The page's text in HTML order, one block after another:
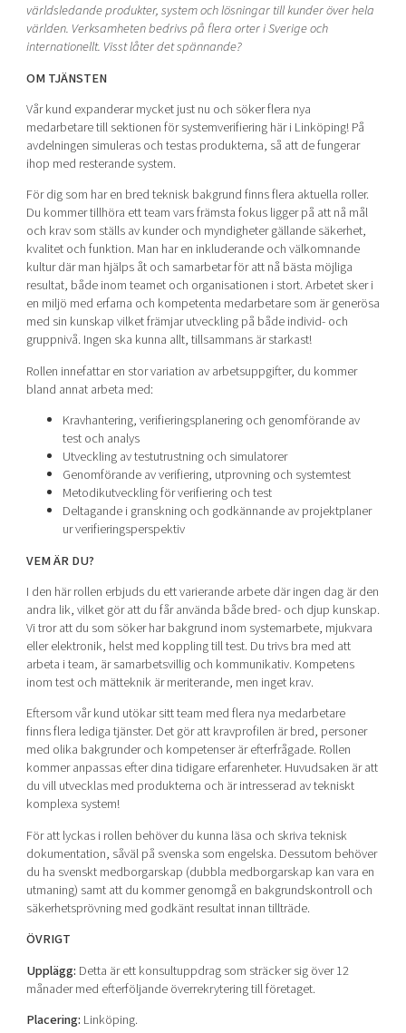
Shaping cities and regions
Bright East
East Sweden Tech Women
Reversed mentorship
Current offers and activities
Upscaling
Talent & skills
Startup & industry collaboration
Offers to boost your business
Funding opportunities
Our community of companies
Projects
Publications
Our clusters
Reach out to us
Locations
Today's lunch in Mjärdevi
världsledande produkter, system och lösningar till kunder över hela
världen. Verksamheten bedrivs på flera orter i Sverige och
internationellt. Visst låter det spännande?
OM TJÄNSTEN
Vår kund expanderar mycket just nu och söker flera nya
medarbetare till sektionen för systemverifiering här i Linköping! På
avdelningen simuleras och testas produkterna, så att de fungerar
ihop med resterande system.
För dig som har en bred teknisk bakgrund finns flera aktuella roller.
Du kommer tillhöra ett team vars främsta fokus ligger på att nå mål
och krav som ställs av kunder och myndigheter gällande säkerhet,
kvalitet och funktion. Man har en inkluderande och välkomnande
kultur där man hjälps åt och samarbetar för att nå bästa möjliga
resultat, både inom teamet och organisationen i stort. Arbetet sker i
en miljö med erfarna och kompetenta medarbetare som är generösa
med sin kunskap vilket främjar utveckling på både individ- och
gruppnivå. Ingen ska kunna allt, tillsammans är starkast!
Rollen innefattar en stor variation av arbetsuppgifter, du kommer
bland annat arbeta med:
Kravhantering, verifieringsplanering och genomförande av
test och analys
Utveckling av testutrustning och simulatorer
Genomförande av verifiering, utprovning och systemtest
Metodikutveckling för verifiering och test
Deltagande i granskning och godkännande av projektplaner
ur verifieringsperspektiv
VEM ÄR DU?
I den här rollen erbjuds du ett varierande arbete där ingen dag är den
andra lik, vilket gör att du får använda både bred- och djup kunskap.
Vi tror att du som söker har bakgrund inom systemarbete, mjukvara
eller elektronik, helst med koppling till test. Du trivs bra med att
arbeta i team, är samarbetsvillig och kommunikativ. Kompetens
inom test och mätteknik är meriterande, men inget krav.
Eftersom vår kund utökar sitt team med flera nya medarbetare
finns flera lediga tjänster. Det gör att kravprofilen är bred, personer
med olika bakgrunder och kompetenser är efterfrågade. Rollen
kommer anpassas efter dina tidigare erfarenheter. Huvudsaken är att
du vill utvecklas med produkterna och är intresserad av tekniskt
komplexa system!
För att lyckas i rollen behöver du kunna läsa och skriva teknisk
dokumentation, såväl på svenska som engelska. Dessutom behöver
du ha svenskt medborgarskap (dubbla medborgarskap kan vara en
utmaning) samt att du kommer genomgå en bakgrundskontroll och
säkerhetsprövning med godkänt resultat innan tillträde.
ÖVRIGT
Upplägg: Detta är ett konsultuppdrag som sträcker sig över 12
månader med efterföljande överrekrytering till företaget.
Placering: Linköping.